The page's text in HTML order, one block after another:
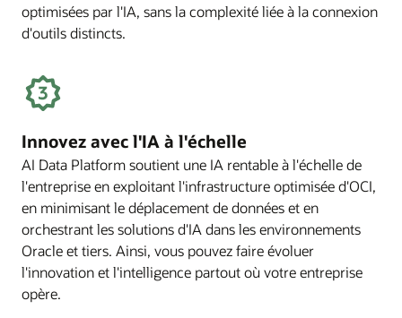
optimisées par l'IA, sans la complexité liée à la connexion
d'outils distincts.
Innovez avec l'IA à l'échelle
AI Data Platform soutient une IA rentable à l'échelle de
l'entreprise en exploitant l'infrastructure optimisée d'OCI,
en minimisant le déplacement de données et en
orchestrant les solutions d'IA dans les environnements
Oracle et tiers. Ainsi, vous pouvez faire évoluer
l'innovation et l'intelligence partout où votre entreprise
opère.